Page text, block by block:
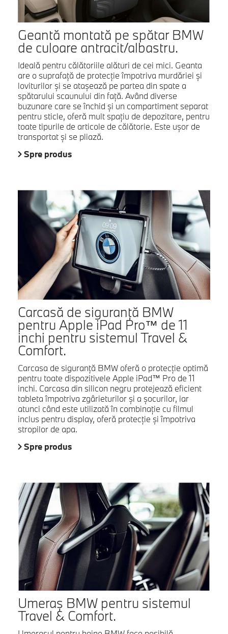
Geantă montată pe spătar BMW
de culoare antracit/albastru.
Ideală pentru călătoriile alături de cei mici. Geanta
are o suprafaţă de protecţie împotriva murdăriei şi
loviturilor şi se ataşează pe partea din spate a
spătarului scaunului din faţă. Având diverse
buzunare care se închid şi un compartiment separat
pentru sticle, oferă mult spaţiu de depozitare, pentru
toate tipurile de articole de călătorie. Este uşor de
transportat şi se pliază.
Spre produs
Carcasă de siguranţă BMW
pentru Apple iPad Pro™ de 11
inchi pentru sistemul Travel &
Comfort.
Carcasa de siguranţă BMW oferă o protecţie optimă
pentru toate dispozitivele Apple iPad™ Pro de 11
inchi. Carcasa din silicon negru protejează eficient
tableta împotriva zgârieturilor şi a şocurilor, iar
atunci când este utilizată în combinaţie cu filmul
inclus pentru display, oferă protecţie şi împotriva
stropilor de apa.
Spre produs
Umeraş BMW pentru sistemul
Travel & Comfort.